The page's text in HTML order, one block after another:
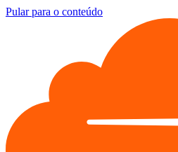
Pular para o conteúdo